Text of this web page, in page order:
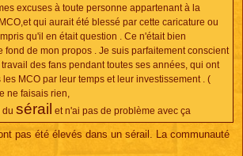
excuses à toute personne appartenant à la
qui aurait été blessé par cette caricature ou
qu'il en était question . Ce n'était bien
fond de mon propos . Je suis parfaitement conscient
des fans pendant toutes ses années, qui ont
MCO par leur temps et leur investissement . (
ne faisais rien,
du sérail et n'ai pas de problème avec ça
pas été élevés dans un sérail. La communauté